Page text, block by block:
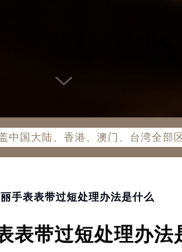
国大陆、香港、澳门、台湾全部
需提前预约）
室（需提前预约）
手表表带过短处理办法是什么
表带过短处理办法